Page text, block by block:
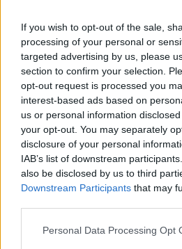
If you wish to opt-out of the sale,
processing of your personal or
targeted advertising by us, please
section to confirm your selection.
opt-out request is processed you
interest-based ads based on
us or personal information
your opt-out. You may separately
disclosure of your personal
IAB’s list of downstream
also be disclosed by us to third
Downstream Participants that may
Personal Data Processing Opt
Elektromosan közlekedsz, vagy
Érdekelnek a legfrissebb hírek az
foglalkoztatnak a legújabb
fenntarthatóság területén?
KAPCSOLÓDÓ CIKKEK TÖBB A
Akkumulátor
150 milliárd
nem szabadul a
2,4 millió eurós